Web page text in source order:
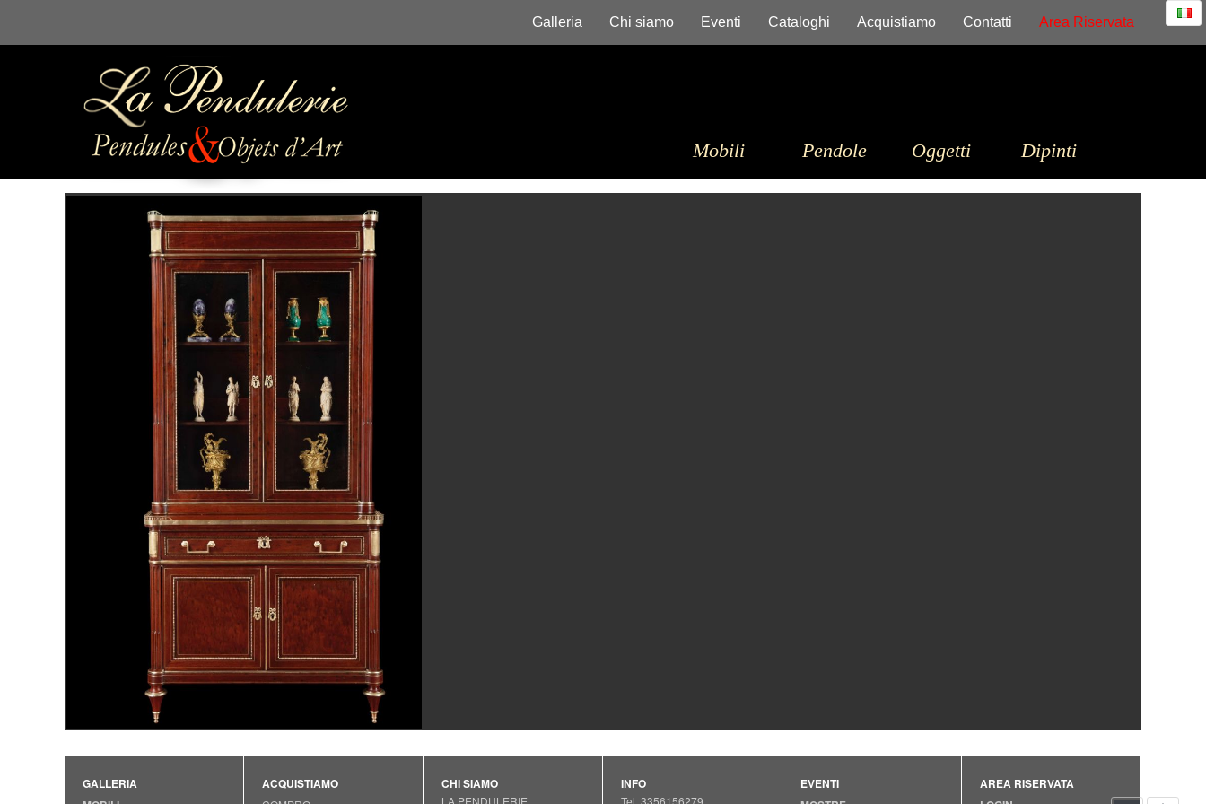
Area Riservata
Contatti
Acquistiamo
Cataloghi
Eventi
Chi siamo
Galleria
Mobili Pendole Oggetti Dipinti
GALLERIA
ACQUISTIAMO CHI SIAMO
LA PENDULERIE
INFO
Tel. 3356156279
EVENTI
AREA RISERVATA